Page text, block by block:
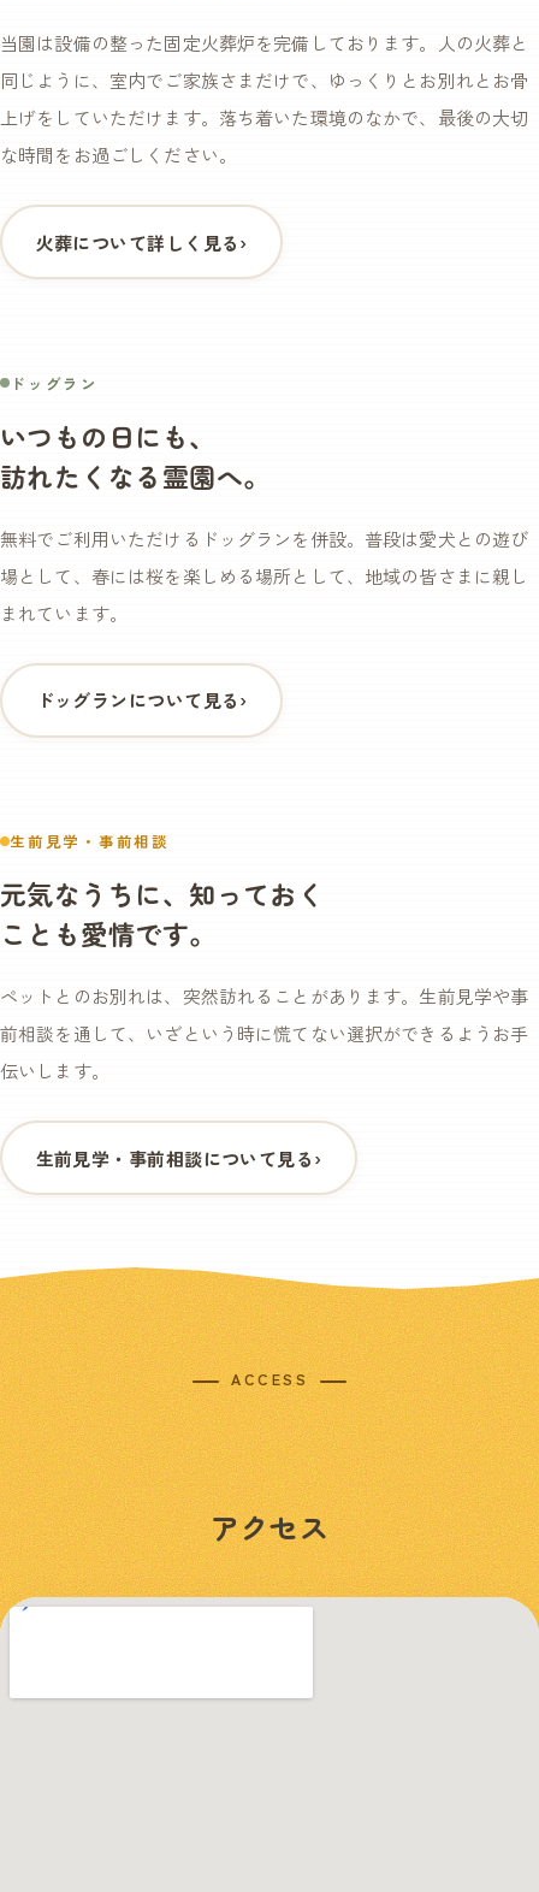
当園は設備の整った固定火葬炉を完備しております。人の火葬と
同じように、室内でご家族さまだけで、ゆっくりとお別れとお骨
上げをしていただけます。落ち着いた環境のなかで、最後の大切
な時間をお過ごしください。
火葬について詳しく見る›
ドッグラン
いつもの日にも、
訪れたくなる霊園へ。
無料でご利用いただけるドッグランを併設。普段は愛犬との遊び
場として、春には桜を楽しめる場所として、地域の皆さまに親し
まれています。
ドッグランについて見る›
生前見学・事前相談
元気なうちに、知っておく
ことも愛情です。
ペットとのお別れは、突然訪れることがあります。生前見学や事
前相談を通して、いざという時に慌てない選択ができるようお手
伝いします。
生前見学・事前相談について見る›
ACCESS
アクセス